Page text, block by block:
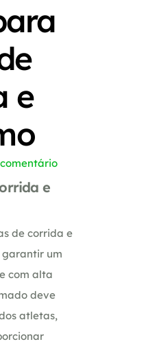
e
e
de corrida e
um
com alta
deve
atletas,